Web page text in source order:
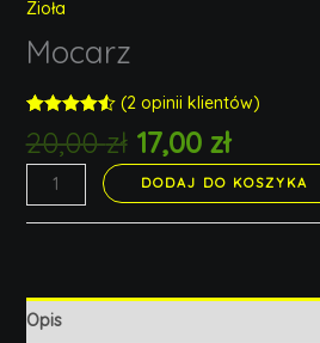
Zioła
Mocarz
out of 5
based on
customer
ratings
(2 opinii klientów)
20,00zł 17,00 zł
DODAJ DO KOSZYKA
Opis